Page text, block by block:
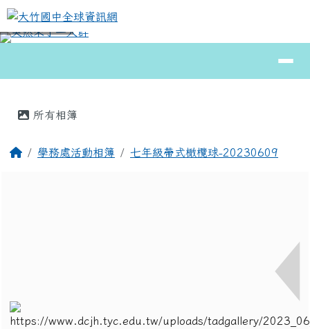
跳至主內容區
大竹國中全球資訊網
⏸
所有相簿
回首頁學務處活動相簿 七年級帶式橄欖球-20230609